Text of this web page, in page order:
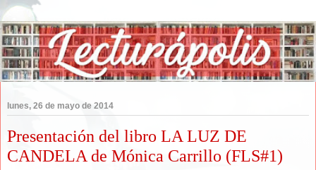
lunes, 26 de mayo de 2014
Presentación del libro LA LUZ DE
CANDELA de Mónica Carrillo (FLS#1)